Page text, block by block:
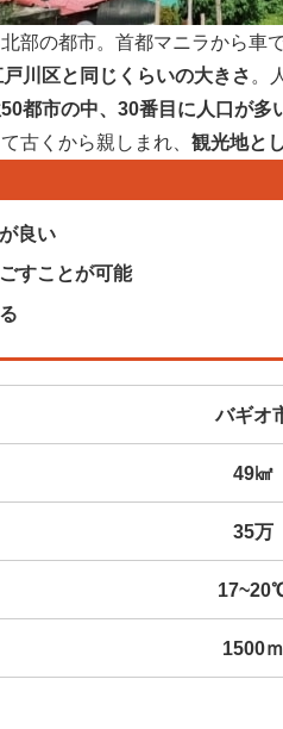
部の都市。首都マニラから車
川区と同じくらいの大きさ 。
50都市の中、30番目に人口が多
古くから親しまれ、観光地と
良い
すことが可能
バギオ
49㎢
35万
1500ｍ